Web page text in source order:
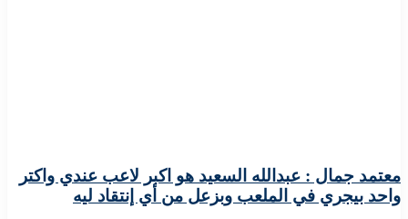
معتمد جمال : عبدالله السعيد هو اكبر لاعب عندي واكتر
واحد بيجري في الملعب وبزعل من أي إنتقاد ليه